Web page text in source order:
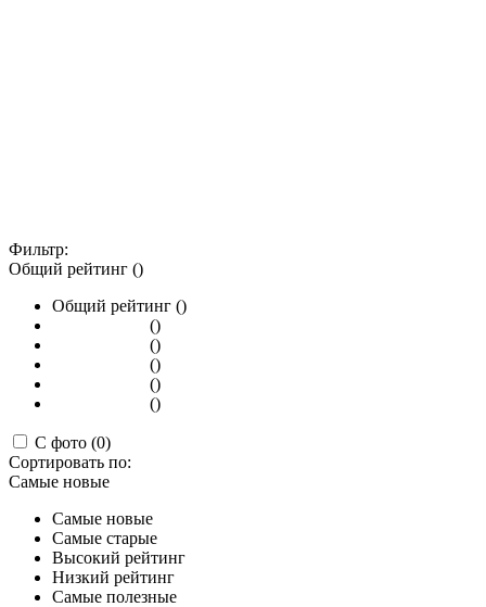
Фильтр:
Общий рейтинг ()
Общий рейтинг ()
()
()
()
()
()
С фото (0)
Сортировать по:
Самые новые
Самые новые
Самые старые
Высокий рейтинг
Низкий рейтинг
Самые полезные